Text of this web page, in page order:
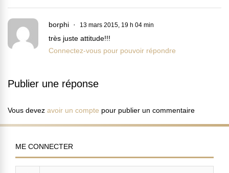
borphi 13 mars 2015, 19 h 04 min
très juste attitude!!!
Connectez-vous pour pouvoir répondre
Publier une réponse
Vous devez avoir un compte pour publier un commentaire
ME CONNECTER